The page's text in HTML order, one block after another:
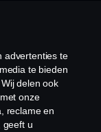
advertenties te
te bieden
delen ook
onze
reclame en
geeft u